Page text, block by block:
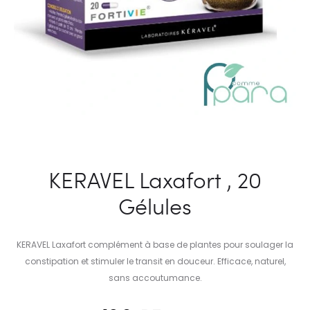
KERAVEL Laxafort , 20
Gélules
KERAVEL Laxafort complément à base de plantes pour soulager la
constipation et stimuler le transit en douceur. Efficace, naturel,
sans accoutumance.